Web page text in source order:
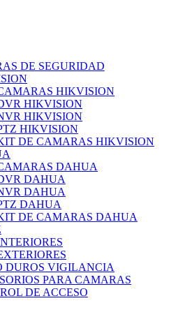
DE SEGURIDAD
HIKVISION
HIKVISION
HIKVISION
HIKVISION
DE CAMARAS HIKVISION
DAHUA
DAHUA
DAHUA
DAHUA
DE CAMARAS DAHUA
DUROS VIGILANCIA
PARA CAMARAS
DE ACCESO